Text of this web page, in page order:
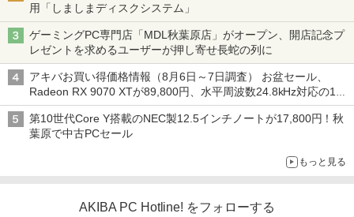
用「しましまディスクシステム」
ゲーミングPC専門店「MDL秋葉原店」がオープン、開店記念プ
レゼントを求めるユーザーが押し寄せ長蛇の列に
アキバお買い得価格情報（8月6日～7日調査） お盆セール、
Radeon RX 9070 XTが89,800円、水平周波数24.8kHz対応の17
型モニターが9,801円、暑さ指数連動セール ほか
第10世代Core Y搭載のNEC製12.5インチノートが17,800円！秋
葉原で中古PCセール
もっと見る
AKIBA PC Hotline! をフォローする